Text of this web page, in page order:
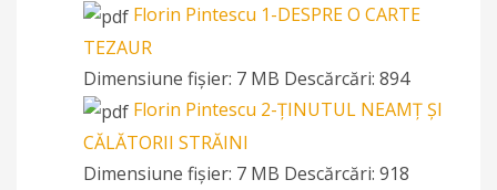
Florin Pintescu 1-DESPRE O CARTE
TEZAUR
Dimensiune fișier: 7 MB Descărcări: 894
Florin Pintescu 2-ȚINUTUL NEAMȚ ȘI
CĂLĂTORII STRĂINI
Dimensiune fișier: 7 MB Descărcări: 918